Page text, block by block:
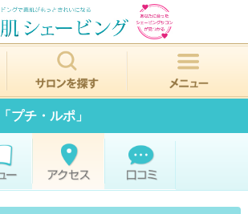
プチ・ルポ」